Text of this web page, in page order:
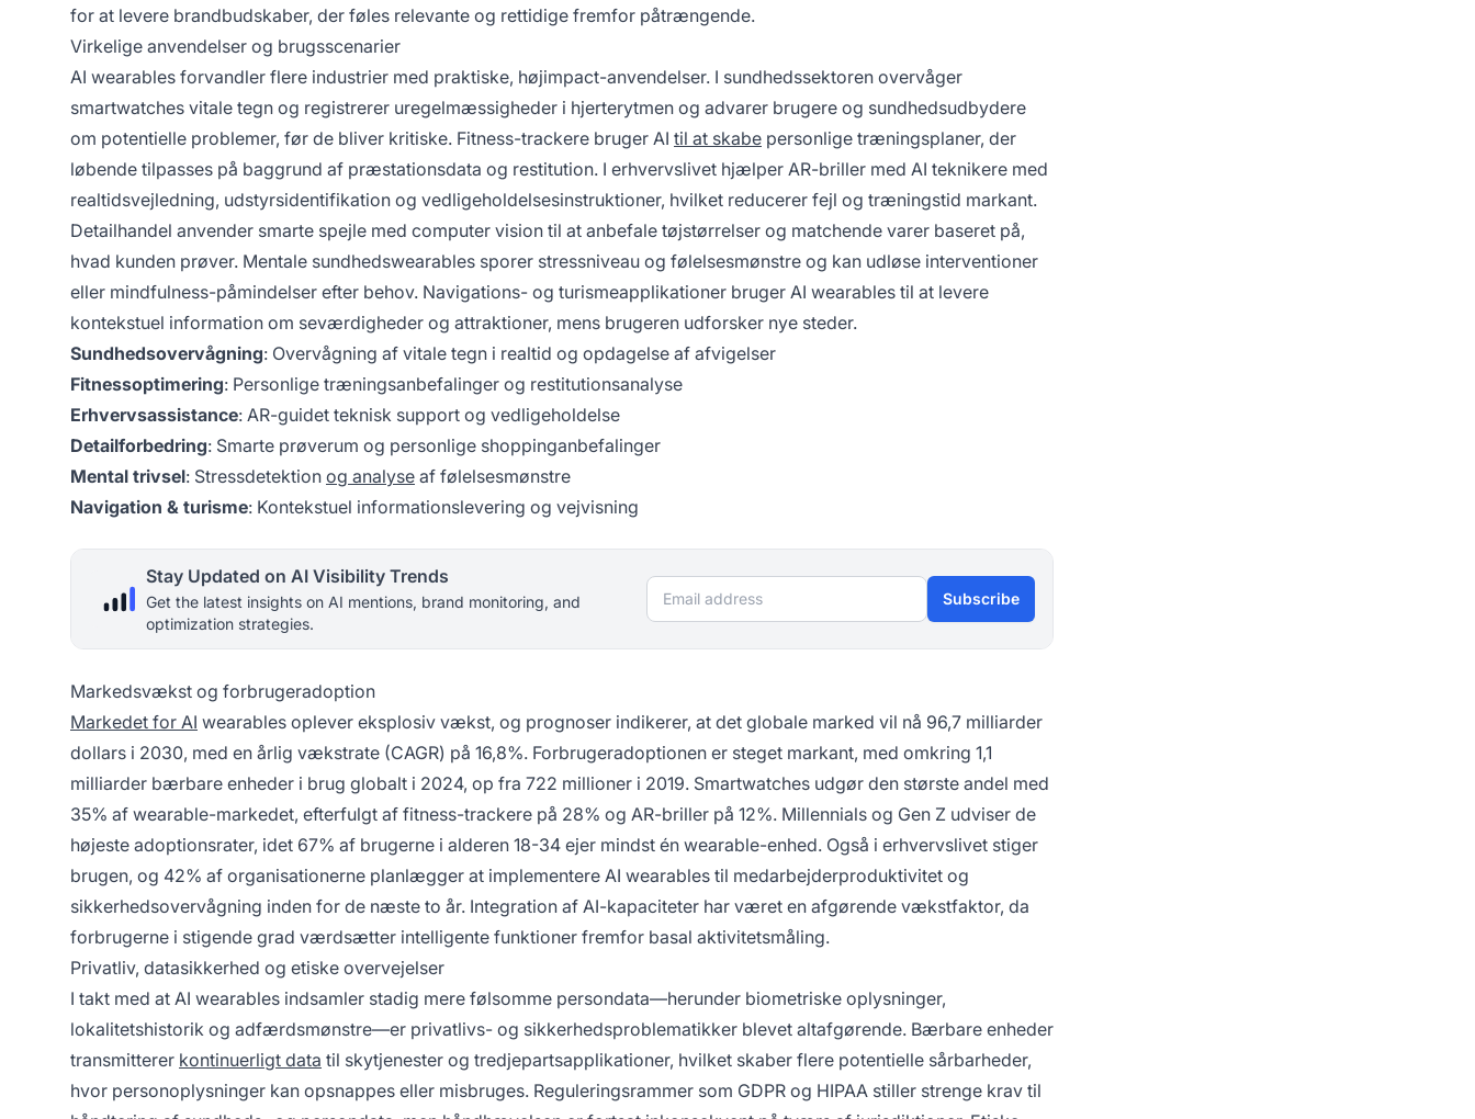
for at levere brandbudskaber, der føles relevante og rettidige fremfor påtrængende.
Virkelige anvendelser og brugsscenarier
AI wearables forvandler flere industrier med praktiske, højimpact-anvendelser. I sundhedssektoren overvåger
smartwatches vitale tegn og registrerer uregelmæssigheder i hjerterytmen og advarer brugere og sundhedsudbydere
om potentielle problemer, før de bliver kritiske. Fitness-trackere bruger AI til at skabe personlige træningsplaner, der
løbende tilpasses på baggrund af præstationsdata og restitution. I erhvervslivet hjælper AR-briller med AI teknikere med
realtidsvejledning, udstyrsidentifikation og vedligeholdelsesinstruktioner, hvilket reducerer fejl og træningstid markant.
Detailhandel anvender smarte spejle med computer vision til at anbefale tøjstørrelser og matchende varer baseret på,
hvad kunden prøver. Mentale sundhedswearables sporer stressniveau og følelsesmønstre og kan udløse interventioner
eller mindfulness-påmindelser efter behov. Navigations- og turismeapplikationer bruger AI wearables til at levere
kontekstuel information om seværdigheder og attraktioner, mens brugeren udforsker nye steder.
Sundhedsovervågning: Overvågning af vitale tegn i realtid og opdagelse af afvigelser
Fitnessoptimering: Personlige træningsanbefalinger og restitutionsanalyse
Erhvervsassistance: AR-guidet teknisk support og vedligeholdelse
Detailforbedring: Smarte prøverum og personlige shoppinganbefalinger
Mental trivsel: Stressdetektion og analyse af følelsesmønstre
Navigation & turisme: Kontekstuel informationslevering og vejvisning
Stay Updated on AI Visibility Trends
Get the latest insights on AI mentions, brand monitoring, and
optimization strategies.
Email address Subscribe
Markedsvækst og forbrugeradoption
Markedet for AI wearables oplever eksplosiv vækst, og prognoser indikerer, at det globale marked vil nå 96,7 milliarder
dollars i 2030, med en årlig vækstrate (CAGR) på 16,8%. Forbrugeradoptionen er steget markant, med omkring 1,1
milliarder bærbare enheder i brug globalt i 2024, op fra 722 millioner i 2019. Smartwatches udgør den største andel med
35% af wearable-markedet, efterfulgt af fitness-trackere på 28% og AR-briller på 12%. Millennials og Gen Z udviser de
højeste adoptionsrater, idet 67% af brugerne i alderen 18-34 ejer mindst én wearable-enhed. Også i erhvervslivet stiger
brugen, og 42% af organisationerne planlægger at implementere AI wearables til medarbejderproduktivitet og
sikkerhedsovervågning inden for de næste to år. Integration af AI-kapaciteter har været en afgørende vækstfaktor, da
forbrugerne i stigende grad værdsætter intelligente funktioner fremfor basal aktivitetsmåling.
Privatliv, datasikkerhed og etiske overvejelser
I takt med at AI wearables indsamler stadig mere følsomme persondata—herunder biometriske oplysninger,
lokalitetshistorik og adfærdsmønstre—er privatlivs- og sikkerhedsproblematikker blevet altafgørende. Bærbare enheder
transmitterer kontinuerligt data til skytjenester og tredjepartsapplikationer, hvilket skaber flere potentielle sårbarheder,
hvor personoplysninger kan opsnappes eller misbruges. Reguleringsrammer som GDPR og HIPAA stiller strenge krav til